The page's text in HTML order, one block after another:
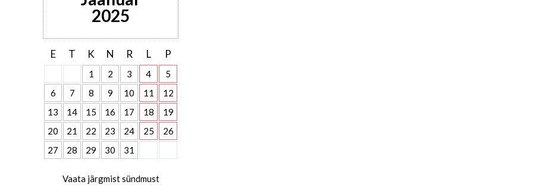
2025
E T K N R L P
1 2 3 4
5
6
7 8 9 10 11
12
13
14 15 16 17 18
19
20
21 22 23 24 25
26
27
28 29 30 31
Vaata järgmist sündmust